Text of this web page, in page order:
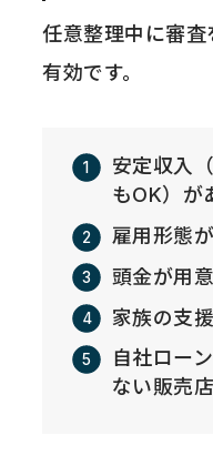
任意整理中に審
有効です。
安定収入
もOK）が
雇用形態
頭金が用
家族の支
自社ロー
ない販売